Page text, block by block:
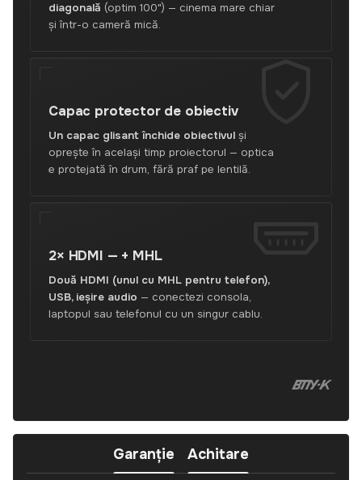
diagonală (optim 100") — cinema mare chiar
și într-o cameră mică.
Capac protector de obiectiv
Un capac glisant închide obiectivul și
oprește în același timp proiectorul — optica
e protejată în drum, fără praf pe lentilă.
2× HDMI — + MHL
Două HDMI (unul cu MHL pentru telefon),
USB, ieșire audio — conectezi consola,
laptopul sau telefonul cu un singur cablu.
Garanție Achitare